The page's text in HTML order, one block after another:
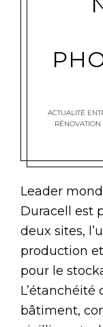
ACTUALITÉ
RÉNOVATION
Leader
Duracell est
deux sites,
production
pour le
L’étanchéité
bâtiment,